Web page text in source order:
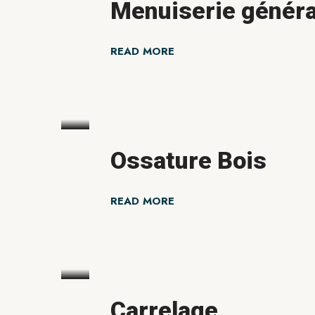
Menuiserie
READ MORE
Ossature Bois
READ MORE